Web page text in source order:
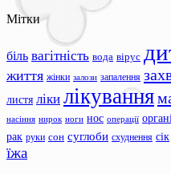
Мітки
біль вагітність вода вірус
життя жінки залози запалення
листя ліки лікування
насіння нирок ноги нос операції
рак руки сон суглоби схуднення сік
їжа